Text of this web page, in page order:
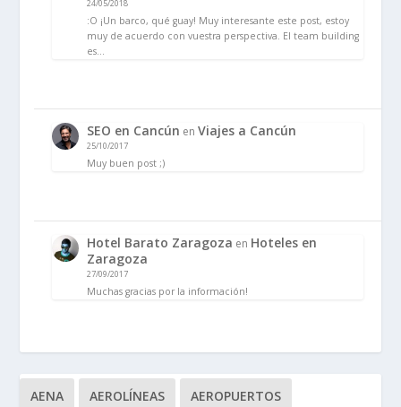
24/05/2018
:O ¡Un barco, qué guay! Muy interesante este post, estoy
muy de acuerdo con vuestra perspectiva. El team building
es…
SEO en Cancún enViajes a Cancún
25/10/2017
Muy buen post ;)
Hotel Barato Zaragoza en Hoteles en
Zaragoza
27/09/2017
Muchas gracias por la información!
AENA AEROLÍNEAS AEROPUERTOS